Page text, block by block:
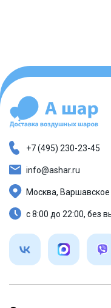
+7 (495) 230-23-45
info@ashar.ru
Москва,
с 8:00 до 22:00, без